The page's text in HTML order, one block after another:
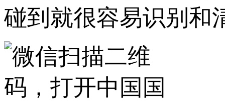
碰到就很容易识别